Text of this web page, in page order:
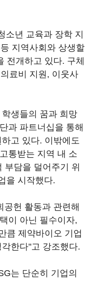
소년 교육과 장학 지
지역사회와 상생할
전개하고 있다. 구체
료비 지원, 이웃사
생들의 꿈과 희망
과 파트너십을 통해
고 있다. 이밖에도
통받는 지역 내 소
부담을 덜어주기 위
을 시작했다.
공헌 활동과 관련해
이 아닌 필수이자,
큼 제약바이오 기업
한다"고 강조했다.
는 단순히 기업의